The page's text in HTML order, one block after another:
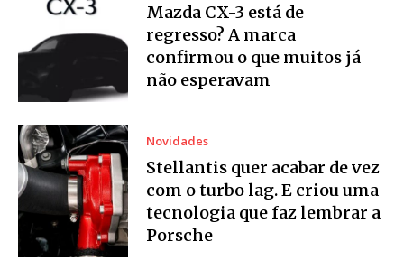
Mazda CX-3 está de
regresso? A marca
confirmou o que muitos já
não esperavam
Novidades
Stellantis quer acabar de vez
com o turbo lag. E criou uma
tecnologia que faz lembrar a
Porsche